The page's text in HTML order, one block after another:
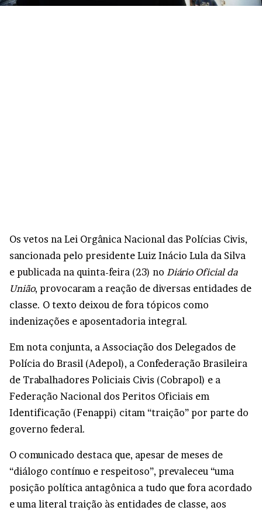
Os vetos na Lei Orgânica Nacional das Polícias Civis,
sancionada pelo presidente Luiz Inácio Lula da Silva
e publicada na quinta-feira (23) no Diário Oficial da
União, provocaram a reação de diversas entidades de
classe. O texto deixou de fora tópicos como
indenizações e aposentadoria integral.
Em nota conjunta, a Associação dos Delegados de
Polícia do Brasil (Adepol), a Confederação Brasileira
de Trabalhadores Policiais Civis (Cobrapol) e a
Federação Nacional dos Peritos Oficiais em
Identificação (Fenappi) citam “traição” por parte do
governo federal.
O comunicado destaca que, apesar de meses de
“diálogo contínuo e respeitoso”, prevaleceu “uma
posição política antagônica a tudo que fora acordado
e uma literal traição às entidades de classe, aos